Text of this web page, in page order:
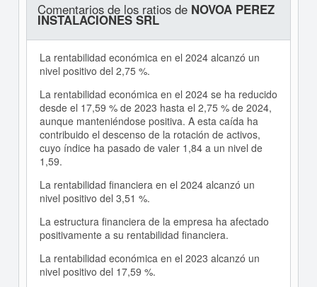
Comentarios de los ratios de NOVOA PEREZ
INSTALACIONES SRL
La rentabilidad económica en el 2024 alcanzó un
nivel positivo del 2,75 %.
La rentabilidad económica en el 2024 se ha reducido
desde el 17,59 % de 2023 hasta el 2,75 % de 2024,
aunque manteniéndose positiva. A esta caída ha
contribuido el descenso de la rotación de activos,
cuyo índice ha pasado de valer 1,84 a un nivel de
1,59.
La rentabilidad financiera en el 2024 alcanzó un
nivel positivo del 3,51 %.
La estructura financiera de la empresa ha afectado
positivamente a su rentabilidad financiera.
La rentabilidad económica en el 2023 alcanzó un
nivel positivo del 17,59 %.